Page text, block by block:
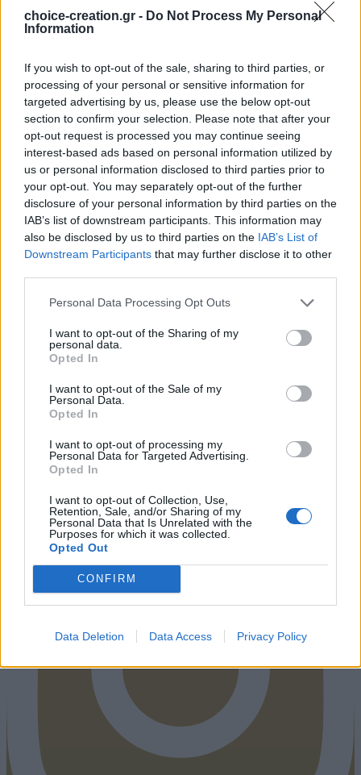
choice-creation.gr - Do Not Process My Personal
Information
If you wish to opt-out of the sale, sharing to third parties, or
processing of your personal or sensitive information for
targeted advertising by us, please use the below opt-out
section to confirm your selection. Please note that after your
opt-out request is processed you may continue seeing
interest-based ads based on personal information utilized by
us or personal information disclosed to third parties prior to
your opt-out. You may separately opt-out of the further
disclosure of your personal information by third parties on the
IAB’s list of downstream participants. This information may
also be disclosed by us to third parties on the IAB’s List of
Downstream Participants that may further disclose it to other
Personal Data Processing Opt Outs
I want to opt-out of the Sharing of my
personal data.
Opted In
I want to opt-out of the Sale of my
Personal Data.
Opted In
I want to opt-out of processing my
Personal Data for Targeted Advertising.
Opted In
I want to opt-out of Collection, Use,
Retention, Sale, and/or Sharing of my
Personal Data that Is Unrelated with the
Purposes for which it was collected.
Opted Out
CONFIRM
Data Deletion Data Access Privacy Policy
Pinterest
Instagram